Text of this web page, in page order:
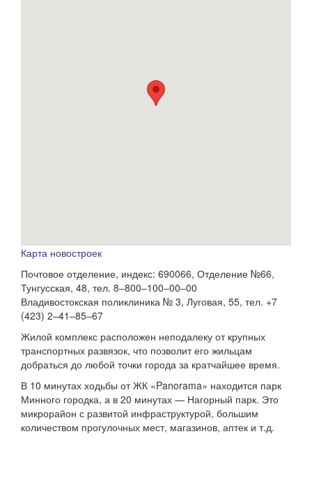
Карта новостроек
Почтовое отделение, индекс: 690066, Отделение №66, ​
Тунгусская, 48, тел. 8‒800‒100‒00‒00
Владивостокская поликлиника № 3, ​Луговая, 55, тел. +7
(423) 2‒41‒85‒67
Жилой комплекс расположен неподалеку от крупных
транспортных развязок, что позволит его жильцам
добраться до любой точки города за кратчайшее время.
В 10 минутах ходьбы от ЖК «Panorama» находится парк
Минного городка, а в 20 минутах — Нагорный парк. Это
микрорайон с развитой инфраструктурой, большим
количеством прогулочных мест, магазинов, аптек и т.д.